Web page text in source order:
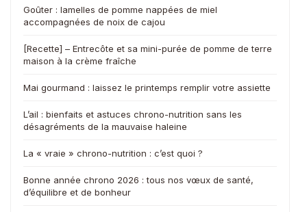
Goûter : lamelles de pomme nappées de miel
accompagnées de noix de cajou
[Recette] – Entrecôte et sa mini-purée de pomme de terre
maison à la crème fraîche
Mai gourmand : laissez le printemps remplir votre assiette
L’ail : bienfaits et astuces chrono-nutrition sans les
désagréments de la mauvaise haleine
La « vraie » chrono-nutrition : c’est quoi ?
Bonne année chrono 2026 : tous nos vœux de santé,
d’équilibre et de bonheur